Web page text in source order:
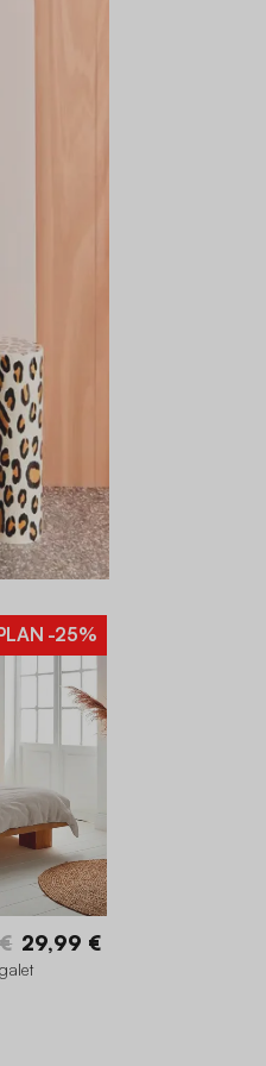
-25%
29,99 €